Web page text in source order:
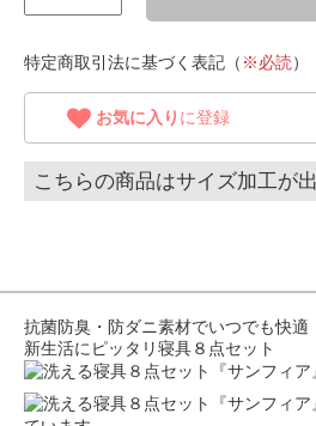
特定商取引法に基づく表記（ ※必読）
お気に入り に登録
こちらの商品はサイズ加工が
抗菌防臭・防ダニ素材でいつでも快適
新生活にピッタリ寝具８点セット